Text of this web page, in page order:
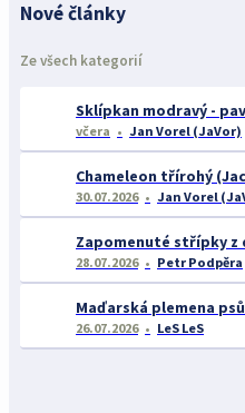
Nové články
Ze všech kategorií
Sklípkan modravý -
včera Jan Vorel (JaVor)
Chameleon třírohý
30.07.2026 Jan Vorel
28.07.2026 Petr Podpěra
Maďarská plemena
26.07.2026 LeS LeS